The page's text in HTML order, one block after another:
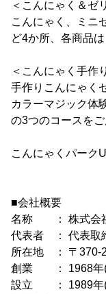
＜こんにゃく＆ゼ
こんにゃく、ミニ
ど4か所、各商品は
＜こんにゃく手作
手作りこんにゃく
カラーマジック体
の3つのコースをご
こんにゃくパーク
■会社概要
名称 ： 株式会社
代表者 ： 代表取
所在地 ： 〒370-
創業 ： 1968年(
設立 ： 1989年(